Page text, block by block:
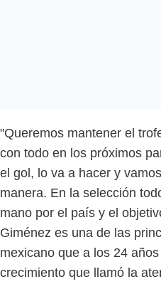
"Queremos mantener el
con todo en los próximos
el gol, lo va a hacer y
manera. En la selección
mano por el país y el
Giménez es una de las
mexicano que a los 24
crecimiento que llamó la